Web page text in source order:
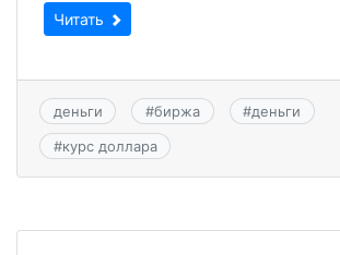
Читать
деньги #биржа #деньги
#курс доллара